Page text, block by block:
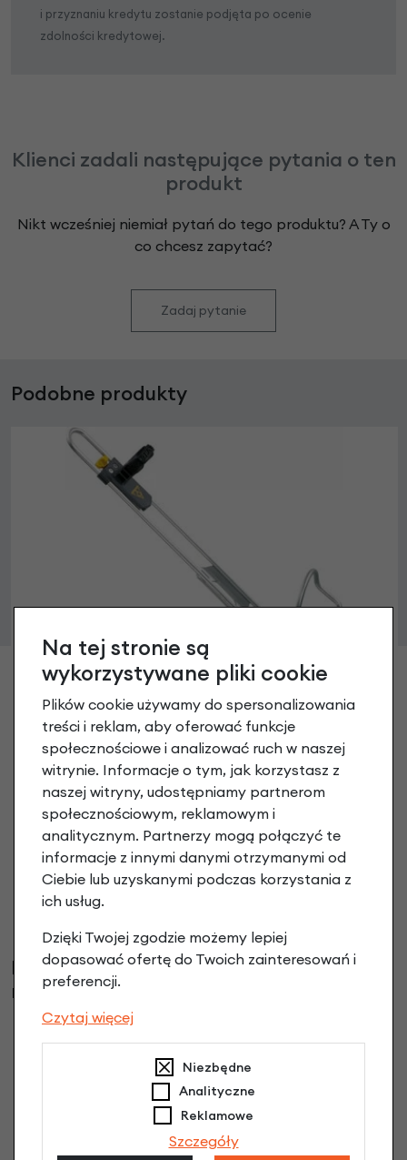
i przyznaniu kredytu zostanie podjęta po ocenie
zdolności kredytowej.
Klienci zadali następujące pytania o ten
produkt
Nikt wcześniej niemiał pytań do tego produktu? A Ty o
co chcesz zapytać?
Zadaj pytanie
Podobne produkty
Koszyk Topeak Modula Cage XL
62,90 zł
Klienci, którzy kupili ten produkt wybrali
również
Na tej stronie są
wykorzystywane pliki cookie
Plików cookie używamy do spersonalizowania
treści i reklam, aby oferować funkcje
społecznościowe i analizować ruch w naszej
witrynie. Informacje o tym, jak korzystasz z
naszej witryny, udostępniamy partnerom
społecznościowym, reklamowym i
analitycznym. Partnerzy mogą połączyć te
informacje z innymi danymi otrzymanymi od
Ciebie lub uzyskanymi podczas korzystania z
ich usług.
Dzięki Twojej zgodzie możemy lepiej
dopasować ofertę do Twoich zainteresowań i
preferencji.
Czytaj więcej
Niezbędne
Analityczne
Reklamowe
Szczegóły